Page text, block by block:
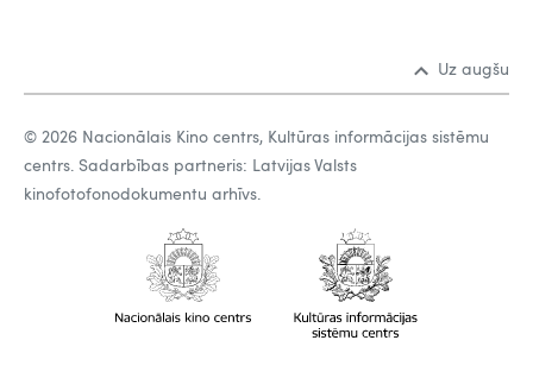
Uz augšu
© 2026 Nacionālais Kino centrs, Kultūras informācijas sistēmu
centrs. Sadarbības partneris: Latvijas Valsts
kinofotofonodokumentu arhīvs.